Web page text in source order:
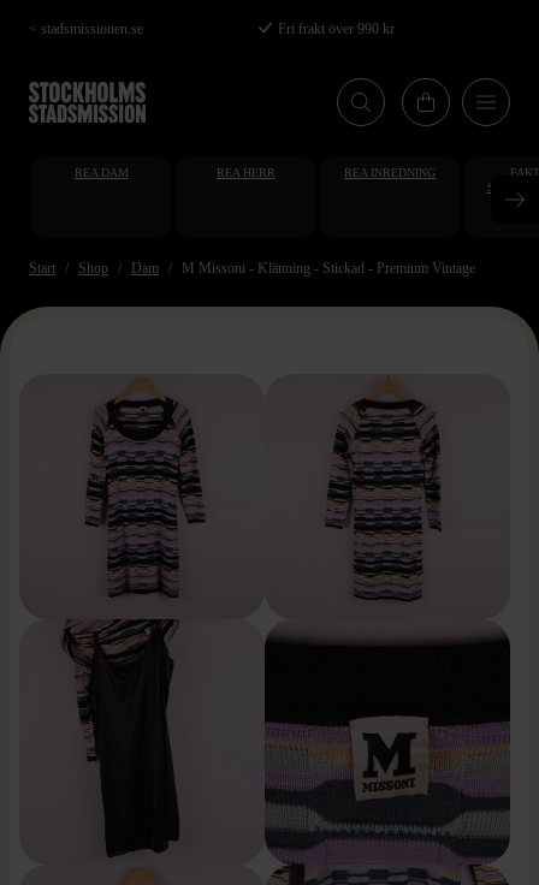
Hoppa
till
huvudinnehåll
< stadsmissionen.se Fri frakt över 990 kr
REA DAM REA HERR REA INREDNING
Start Shop Dam M Missoni - Klänning - Stickad - Premium Vintage